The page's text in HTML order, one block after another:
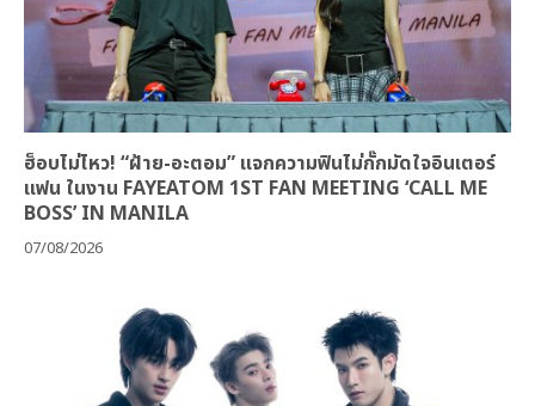
ฮ็อบไม่ไหว! “ฝ้าย-อะตอม” แจกความฟินไม่กั๊กมัดใจอินเตอร์
แฟน ในงาน FAYEATOM 1ST FAN MEETING ‘CALL ME
BOSS’ IN MANILA
07/08/2026